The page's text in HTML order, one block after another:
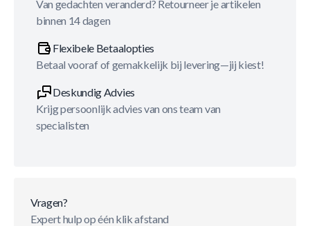
Van gedachten veranderd? Retourneer je artikelen
binnen 14 dagen
Flexibele Betaalopties
Betaal vooraf of gemakkelijk bij levering—jij kiest!
Deskundig Advies
Krijg persoonlijk advies van ons team van
specialisten
Vragen?
Expert hulp op één klik afstand